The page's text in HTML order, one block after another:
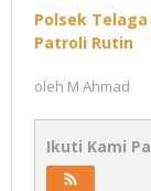
Polsek
Patroli Rutin
oleh M Ahmad
Ikuti Kami